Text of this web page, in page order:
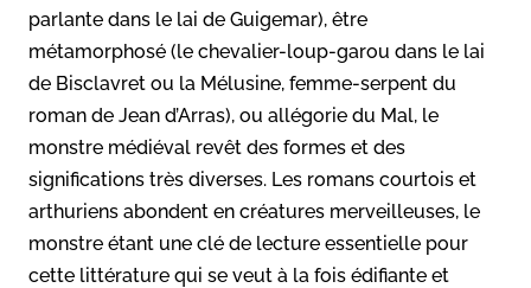
parlante dans le lai de Guigemar), être
métamorphosé (le chevalier-loup-garou dans le lai
de Bisclavret ou la Mélusine, femme-serpent du
roman de Jean d’Arras), ou allégorie du Mal, le
monstre médiéval revêt des formes et des
significations très diverses. Les romans courtois et
arthuriens abondent en créatures merveilleuses, le
monstre étant une clé de lecture essentielle pour
cette littérature qui se veut à la fois édifiante et